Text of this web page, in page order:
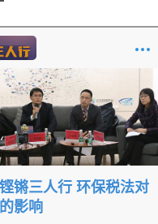
锵三人行 环保税法对
影响